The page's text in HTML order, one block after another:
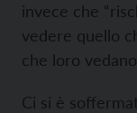
invece che
vedere quello
che loro
Ci si è